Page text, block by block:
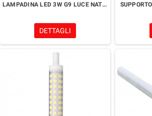
LAMPADINA LED 3W G9 LUCE NATURALE 4000K
DETTAGLI